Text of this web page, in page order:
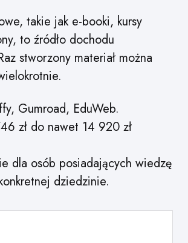
takie jak e-booki, kursy
to źródło dochodu
stworzony materiał można
Gumroad, EduWeb.
zł do nawet 14 920 zł
dla osób posiadających wiedzę
dziedzinie.